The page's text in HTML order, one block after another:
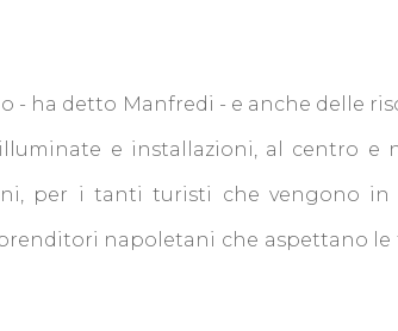
ha detto Manfredi - e anche delle
e installazioni, al centro e
per i tanti turisti che vengono in
napoletani che aspettano le